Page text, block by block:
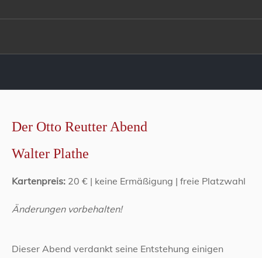
Der Otto Reutter Abend
Walter Plathe
Kartenpreis: 20 € | keine Ermäßigung | freie Platzwahl
Änderungen vorbehalten!
Dieser Abend verdankt seine Entstehung einigen